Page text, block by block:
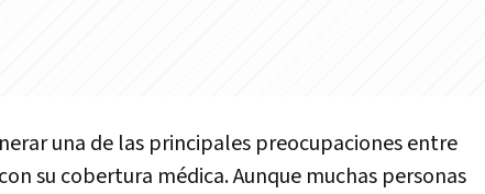
una de las principales preocupaciones entre
su cobertura médica. Aunque muchas personas